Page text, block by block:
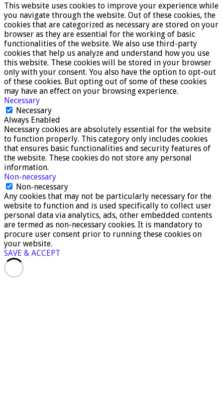
This website uses cookies to improve your experience while
you navigate through the website. Out of these cookies, the
cookies that are categorized as necessary are stored on your
browser as they are essential for the working of basic
functionalities of the website. We also use third-party
cookies that help us analyze and understand how you use
this website. These cookies will be stored in your browser
only with your consent. You also have the option to opt-out
of these cookies. But opting out of some of these cookies
may have an effect on your browsing experience.
Necessary
Necessary
Always Enabled
Necessary cookies are absolutely essential for the website
to function properly. This category only includes cookies
that ensures basic functionalities and security features of
the website. These cookies do not store any personal
information.
Non-necessary
Non-necessary
Any cookies that may not be particularly necessary for the
website to function and is used specifically to collect user
personal data via analytics, ads, other embedded contents
are termed as non-necessary cookies. It is mandatory to
procure user consent prior to running these cookies on
your website.
SAVE & ACCEPT